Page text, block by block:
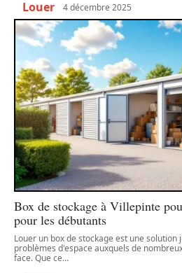
Louer 4 décembre 2025
Box de stockage à Villepinte
pour les débutants
Louer un box de stockage est une
problèmes d'espace auxquels de
face. Que ce…